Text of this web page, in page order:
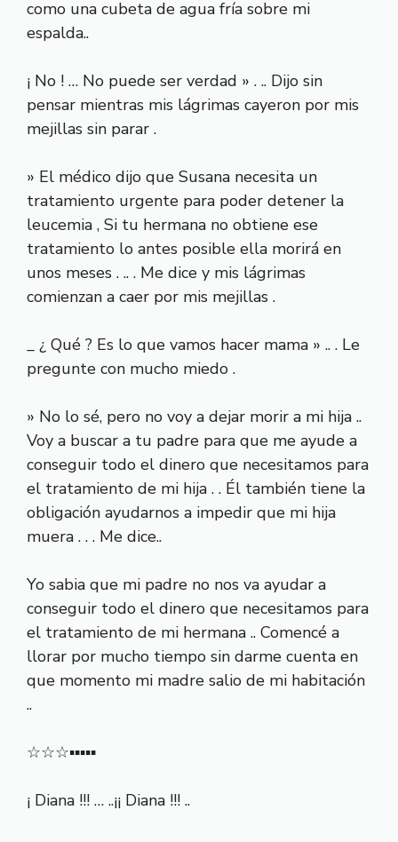
como una cubeta de agua fría sobre mi
espalda..
¡ No ! … No puede ser verdad » . .. Dijo sin
pensar mientras mis lágrimas cayeron por mis
mejillas sin parar .
» El médico dijo que Susana necesita un
tratamiento urgente para poder detener la
leucemia , Si tu hermana no obtiene ese
tratamiento lo antes posible ella morirá en
unos meses . .. . Me dice y mis lágrimas
comienzan a caer por mis mejillas .
_ ¿ Qué ? Es lo que vamos hacer mama » .. . Le
pregunte con mucho miedo .
» No lo sé, pero no voy a dejar morir a mi hija ..
Voy a buscar a tu padre para que me ayude a
conseguir todo el dinero que necesitamos para
el tratamiento de mi hija . . Él también tiene la
obligación ayudarnos a impedir que mi hija
muera . . . Me dice..
Yo sabia que mi padre no nos va ayudar a
conseguir todo el dinero que necesitamos para
el tratamiento de mi hermana .. Comencé a
llorar por mucho tiempo sin darme cuenta en
que momento mi madre salio de mi habitación
..
☆☆☆▪▪▪▪▪
¡ Diana !!! … ..¡¡ Diana !!! ..